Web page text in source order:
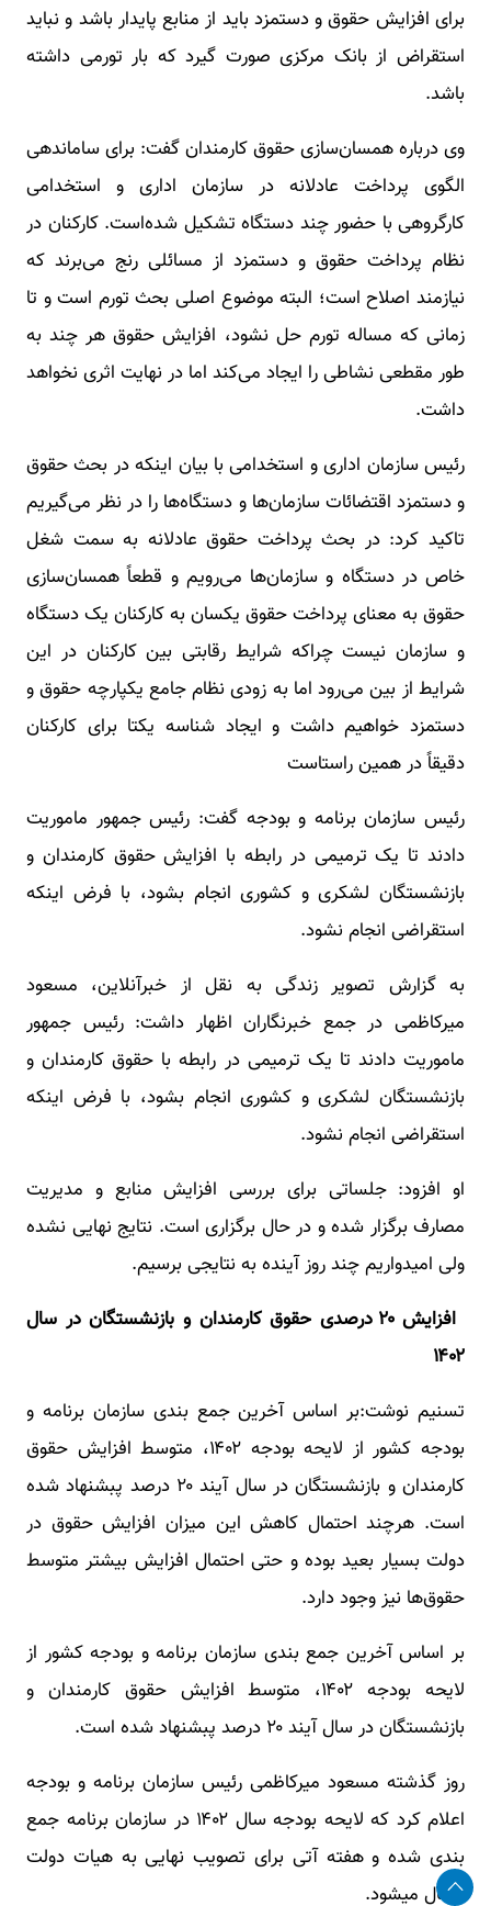
برای افزایش حقوق و دستمزد باید از منابع پایدار باشد و نباید
استقراض از بانک مرکزی صورت گیرد که بار تورمی داشته
باشد.
وی درباره همسان‌سازی حقوق کارمندان گفت: برای ساماندهی
الگوی پرداخت عادلانه در سازمان اداری و استخدامی
کارگروهی با حضور چند دستگاه تشکیل شده‌است. کارکنان در
نظام پرداخت حقوق و دستمزد از مسائلی رنج می‌برند که
نیازمند اصلاح است؛ البته موضوع اصلی بحث تورم است و تا
زمانی که مساله تورم حل نشود، افزایش حقوق هر چند به
طور مقطعی نشاطی را ایجاد می‌کند اما در نهایت اثری نخواهد
داشت.
رئیس سازمان اداری و استخدامی با بیان اینکه در بحث حقوق
و دستمزد اقتضائات سازمان‌ها و دستگاه‌ها را در نظر می‌گیریم
تاکید کرد: در بحث پرداخت حقوق عادلانه به سمت شغل
خاص در دستگاه و سازمان‌ها می‌رویم و قطعاً همسان‌سازی
حقوق به معنای پرداخت حقوق یکسان به کارکنان یک دستگاه
و سازمان نیست چراکه شرایط رقابتی بین کارکنان در این
شرایط از بین می‌رود اما به زودی نظام جامع یکپارچه حقوق و
دستمزد خواهیم داشت و ایجاد شناسه یکتا برای کارکنان
دقیقاً در همین راستاست
رئیس سازمان برنامه و بودجه گفت: رئیس جمهور ماموریت
دادند تا یک ترمیمی در رابطه با افزایش حقوق کارمندان و
بازنشستگان لشکری و کشوری انجام بشود، با فرض اینکه
استقراضی انجام نشود.
به گزارش تصویر زندگی به نقل از خبرآنلاین، مسعود
میرکاظمی در جمع خبرنگاران اظهار داشت: رئیس جمهور
ماموریت دادند تا یک ترمیمی در رابطه با حقوق کارمندان و
بازنشستگان لشکری و کشوری انجام بشود، با فرض اینکه
استقراضی انجام نشود.
او افزود: جلساتی برای بررسی افزایش منابع و مدیریت
مصارف برگزار شده و در حال برگزاری است. نتایج نهایی نشده
ولی امیدواریم چند روز آینده به نتایجی برسیم.
افزایش ۲۰ درصدی حقوق کارمندان و بازنشستگان در سال
۱۴۰۲
تسنیم نوشت:بر اساس آخرین جمع بندی سازمان برنامه و
بودجه کشور از لایحه بودجه ۱۴۰۲، متوسط افزایش حقوق
کارمندان و بازنشستگان در سال آیند ۲۰ درصد پبشنهاد شده
است. هرچند احتمال کاهش این میزان افزایش حقوق در
دولت بسیار بعید بوده و حتی احتمال افزایش بیشتر متوسط
حقوق‌ها نیز وجود دارد.
بر اساس آخرین جمع بندی سازمان برنامه و بودجه کشور از
لایحه بودجه ۱۴۰۲، متوسط افزایش حقوق کارمندان و
بازنشستگان در سال آیند ۲۰ درصد پبشنهاد شده است.
روز گذشته مسعود میرکاظمی رئیس سازمان برنامه و بودجه
اعلام کرد که لایحه بودجه سال ۱۴۰۲ در سازمان برنامه جمع
بندی شده و هفته آتی برای تصویب نهایی به هیات دولت
ارسال میشود.